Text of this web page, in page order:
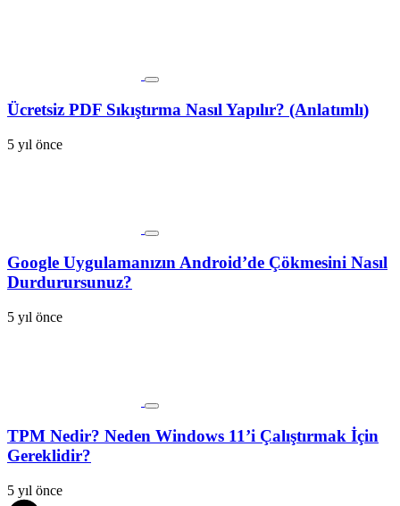
Ücretsiz PDF Sıkıştırma Nasıl Yapılır? (Anlatımlı)
5 yıl önce
Google Uygulamanızın Android’de Çökmesini Nasıl
Durdurursunuz?
5 yıl önce
TPM Nedir? Neden Windows 11’i Çalıştırmak İçin
Gereklidir?
5 yıl önce